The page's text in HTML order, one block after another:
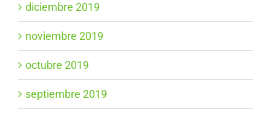
diciembre 2019
noviembre 2019
octubre 2019
septiembre 2019